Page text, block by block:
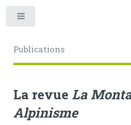
Publications
La revue La
Alpinisme